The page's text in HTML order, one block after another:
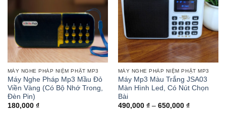
MÁY NGHE PHÁP NIỆM PHẬT MP3
Máy Nghe Pháp Mp3 Mầu Đỏ
Viền Vàng (Có Bộ Nhớ Trong,
Đèn Pin)
180,000 ₫
MÁY NGHE PHÁP NIỆM PHẬT MP3
Máy Mp3 Màu Trắng JSA03
Màn Hình Led, Có Nút Chọn
Bài
490,000 ₫ – 650,000 ₫Khoảng